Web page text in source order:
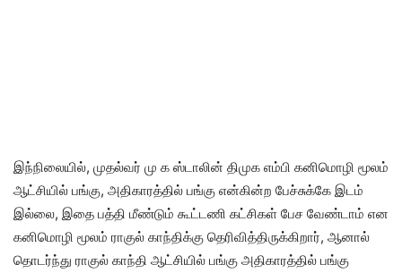
இந்நிலையில், முதல்வர் மு க ஸ்டாலின் திமுக எம்பி கனிமொழி மூலம்
ஆட்சியில் பங்கு, அதிகாரத்தில் பங்கு என்கின்ற பேச்சுக்கே இடம்
இல்லை, இதை பத்தி மீண்டும் கூட்டணி கட்சிகள் பேச வேண்டாம் என
கனிமொழி மூலம் ராகுல் காந்திக்கு தெரிவித்திருக்கிறார், ஆனால்
தொடர்ந்து ராகுல் காந்தி ஆட்சியில் பங்கு அதிகாரத்தில் பங்கு